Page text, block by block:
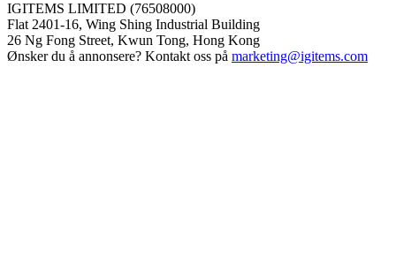
IGITEMS LIMITED (76508000)
Flat 2401-16, Wing Shing Industrial Building
26 Ng Fong Street, Kwun Tong, Hong Kong
Ønsker du å annonsere? Kontakt oss på marketing@igitems.com